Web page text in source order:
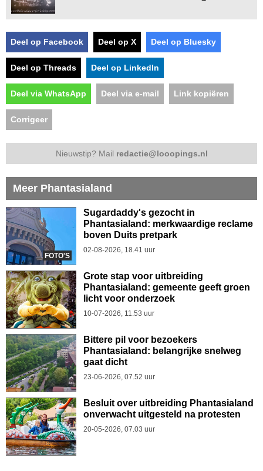
Deel op Facebook Deel op X Deel op Bluesky
Deel op Threads Deel op LinkedIn
Deel via WhatsApp Deel via e-mail Link kopiëren
Corrigeer
Nieuwstip? Mail redactie@looopings.nl
Meer Phantasialand
FOTO'S
Sugardaddy's gezocht in
Phantasialand: merkwaardige reclame
boven Duits pretpark
02-08-2026, 18.41 uur
Grote stap voor uitbreiding
Phantasialand: gemeente geeft groen
licht voor onderzoek
10-07-2026, 11.53 uur
Bittere pil voor bezoekers
Phantasialand: belangrijke snelweg
gaat dicht
23-06-2026, 07.52 uur
Besluit over uitbreiding Phantasialand
onverwacht uitgesteld na protesten
20-05-2026, 07.03 uur